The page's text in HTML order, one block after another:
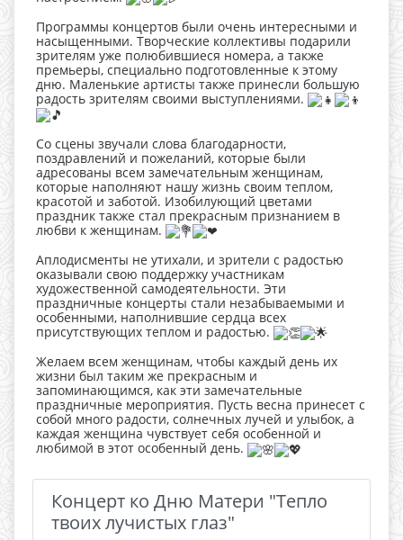
Программы концертов были очень интересными и
насыщенными. Творческие коллективы подарили
зрителям уже полюбившиеся номера, а также
премьеры, специально подготовленные к этому
дню. Маленькие артисты также принесли большую
радость зрителям своими выступлениями.
Со сцены звучали слова благодарности,
поздравлений и пожеланий, которые были
адресованы всем замечательным женщинам,
которые наполняют нашу жизнь своим теплом,
красотой и заботой. Изобилующий цветами
праздник также стал прекрасным признанием в
любви к женщинам.
Аплодисменты не утихали, и зрители с радостью
оказывали свою поддержку участникам
художественной самодеятельности. Эти
праздничные концерты стали незабываемыми и
особенными, наполнившие сердца всех
присутствующих теплом и радостью.
Желаем всем женщинам, чтобы каждый день их
жизни был таким же прекрасным и
запоминающимся, как эти замечательные
праздничные мероприятия. Пусть весна принесет с
собой много радости, солнечных лучей и улыбок, а
каждая женщина чувствует себя особенной и
любимой в этот особенный день.
Концерт ко Дню Матери "Тепло
твоих лучистых глаз"